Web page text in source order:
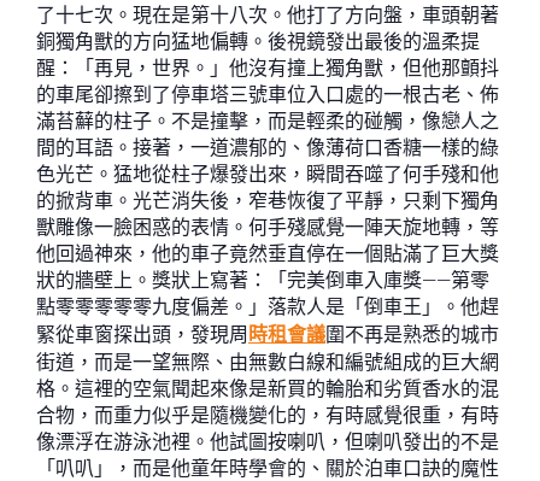
了十七次。現在是第十八次。他打了方向盤，車頭朝著
銅獨角獸的方向猛地偏轉。後視鏡發出最後的溫柔提
醒：「再見，世界。」他沒有撞上獨角獸，但他那顫抖
的車尾卻擦到了停車塔三號車位入口處的一根古老、佈
滿苔蘚的柱子。不是撞擊，而是輕柔的碰觸，像戀人之
間的耳語。接著，一道濃郁的、像薄荷口香糖一樣的綠
色光芒。猛地從柱子爆發出來，瞬間吞噬了何手殘和他
的掀背車。光芒消失後，窄巷恢復了平靜，只剩下獨角
獸雕像一臉困惑的表情。何手殘感覺一陣天旋地轉，等
他回過神來，他的車子竟然垂直停在一個貼滿了巨大獎
狀的牆壁上。獎狀上寫著：「完美倒車入庫獎——第零
點零零零零零九度偏差。」落款人是「倒車王」。他趕
緊從車窗探出頭，發現周 時租會議圍不再是熟悉的城市
街道，而是一望無際、由無數白線和編號組成的巨大網
格。這裡的空氣聞起來像是新買的輪胎和劣質香水的混
合物，而重力似乎是隨機變化的，有時感覺很重，有時
像漂浮在游泳池裡。他試圖按喇叭，但喇叭發出的不是
「叭叭」，而是他童年時學會的、關於泊車口訣的魔性